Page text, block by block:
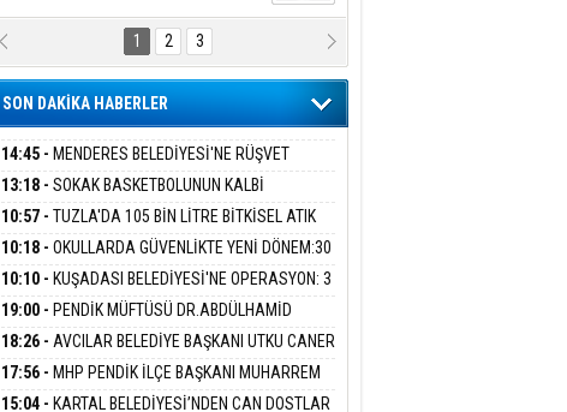
Karanlık DNA Kuşaklararası
Şiddetin Biyolojik Faturası
Şiyar Adıyaman
Ben Bu Sahaya Sığmazam
Hasan Ali Çölük
Bir Satırın İçindeki İnsan
Ezgi Kılıç
SİVAS: ATEŞE ATILAN VİCDAN
BARIŞ BAŞARSLAN
1 2 3
SON DAKİKA HABERLER
14:45 - MENDERES BELEDİYESİ'NE RÜŞVET
OPERASYONU:BELEDİYE BAŞKANI İLKAY ÇİÇEK
ADLİYEYE SEVK EDİLDİ
13:18 - SOKAK BASKETBOLUNUN KALBİ
ÜMRANİYE’DE ATACAK
10:57 - TUZLA'DA 105 BİN LİTRE BİTKİSEL ATIK
YAĞ TOPLANDI
10:18 - OKULLARDA GÜVENLİKTE YENİ DÖNEM:30
BİN PERSONEL ALINACAK DEDEKTÖRLÜ ARAMA
GELİYOR
10:10 - KUŞADASI BELEDİYESİ'NE OPERASYON: 3
DALGADA 15 GÖZALTI
19:00 - PENDİK MÜFTÜSÜ DR.ABDÜLHAMİD
PEHLİVAN BASIN MENSUPLARINI AĞIRLADI
18:26 - AVCILAR BELEDİYE BAŞKANI UTKU CANER
ÇANKAYA HAKKINDA TAHLİYE KARARI
17:56 - MHP PENDİK İLÇE BAŞKANI MUHARREM
KIR KARTAL ORDULULAR DERNEĞİ HEYETİNİ
15:04 - KARTAL BELEDİYESİ’NDEN CAN DOSTLAR